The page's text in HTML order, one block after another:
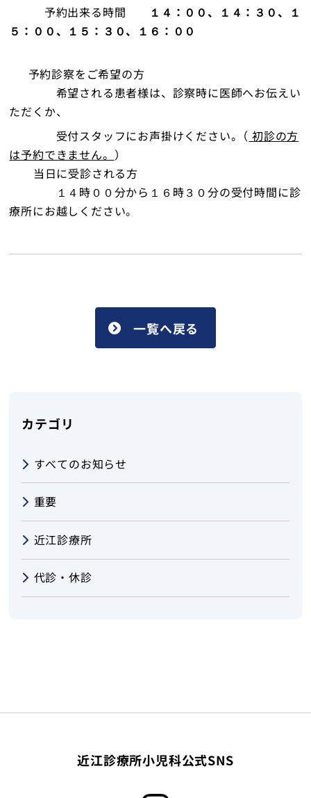
予約出来る時間
１４：００、１４：３０、１
５：００、１５：３０、１６：００
予約診察をご希望の方
希望される患者様は、診察時に医師へお伝えい
ただくか、
受付スタッフにお声掛けください。（ 初診の方
は予約できません。 ）
当日に受診される方
１４時００分から１６時３０分の受付時間に診
療所にお越しください。
一覧へ戻る
カテゴリ
すべてのお知らせ
重要
近江診療所
代診・休診
近江診療所小児科公式SNS